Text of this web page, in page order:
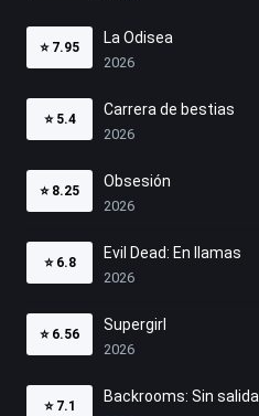
⭐ 7.95
La Odisea
2026
⭐ 5.4
Carrera de bestias
2026
⭐ 8.25
Obsesión
2026
⭐ 6.8
Evil Dead: En llamas
2026
⭐ 6.56
Supergirl
2026
⭐ 7.1
Backrooms: Sin salida